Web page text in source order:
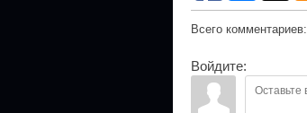
Всего комментариев:
Войдите: